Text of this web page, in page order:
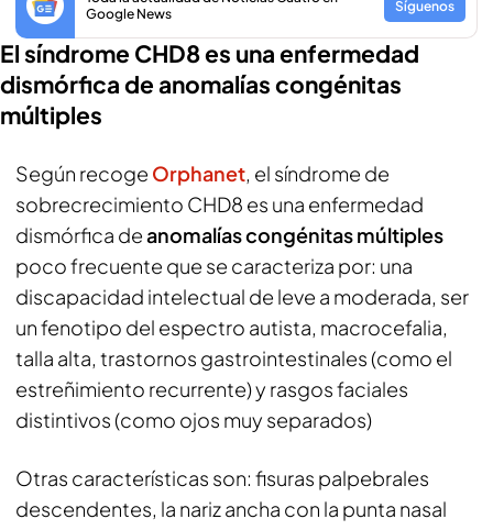
Google News
Síguenos
El síndrome CHD8 es una enfermedad
dismórfica de anomalías congénitas
múltiples
Según recoge Orphanet, el síndrome de
sobrecrecimiento CHD8 es una enfermedad
dismórfica deanomalías congénitas múltiples
poco frecuente que se caracteriza por: una
discapacidad intelectual de leve a moderada, ser
un fenotipo del espectro autista, macrocefalia,
talla alta, trastornos gastrointestinales (como el
estreñimiento recurrente) y rasgos faciales
distintivos (como ojos muy separados)
Otras características son: fisuras palpebrales
descendentes, la nariz ancha con la punta nasal